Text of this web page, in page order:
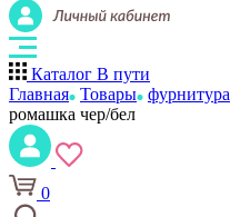
Каталог В пути
Главная Товары фурнитура
ромашка чер/бел
0